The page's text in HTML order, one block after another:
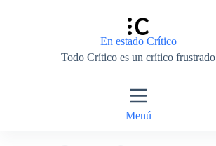
En estado Crítico
Todo Crítico es un crítico frustrado
Menú